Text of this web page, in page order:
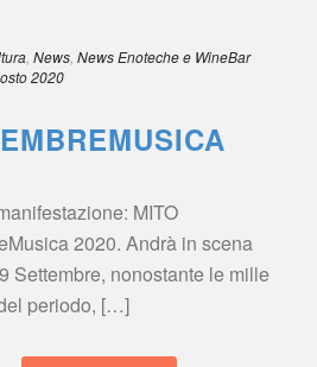
New News Enoteche e WineBar
2020
MITO
2020. Andrà in scena
Settembre, nonostante le mille
periodo, […]